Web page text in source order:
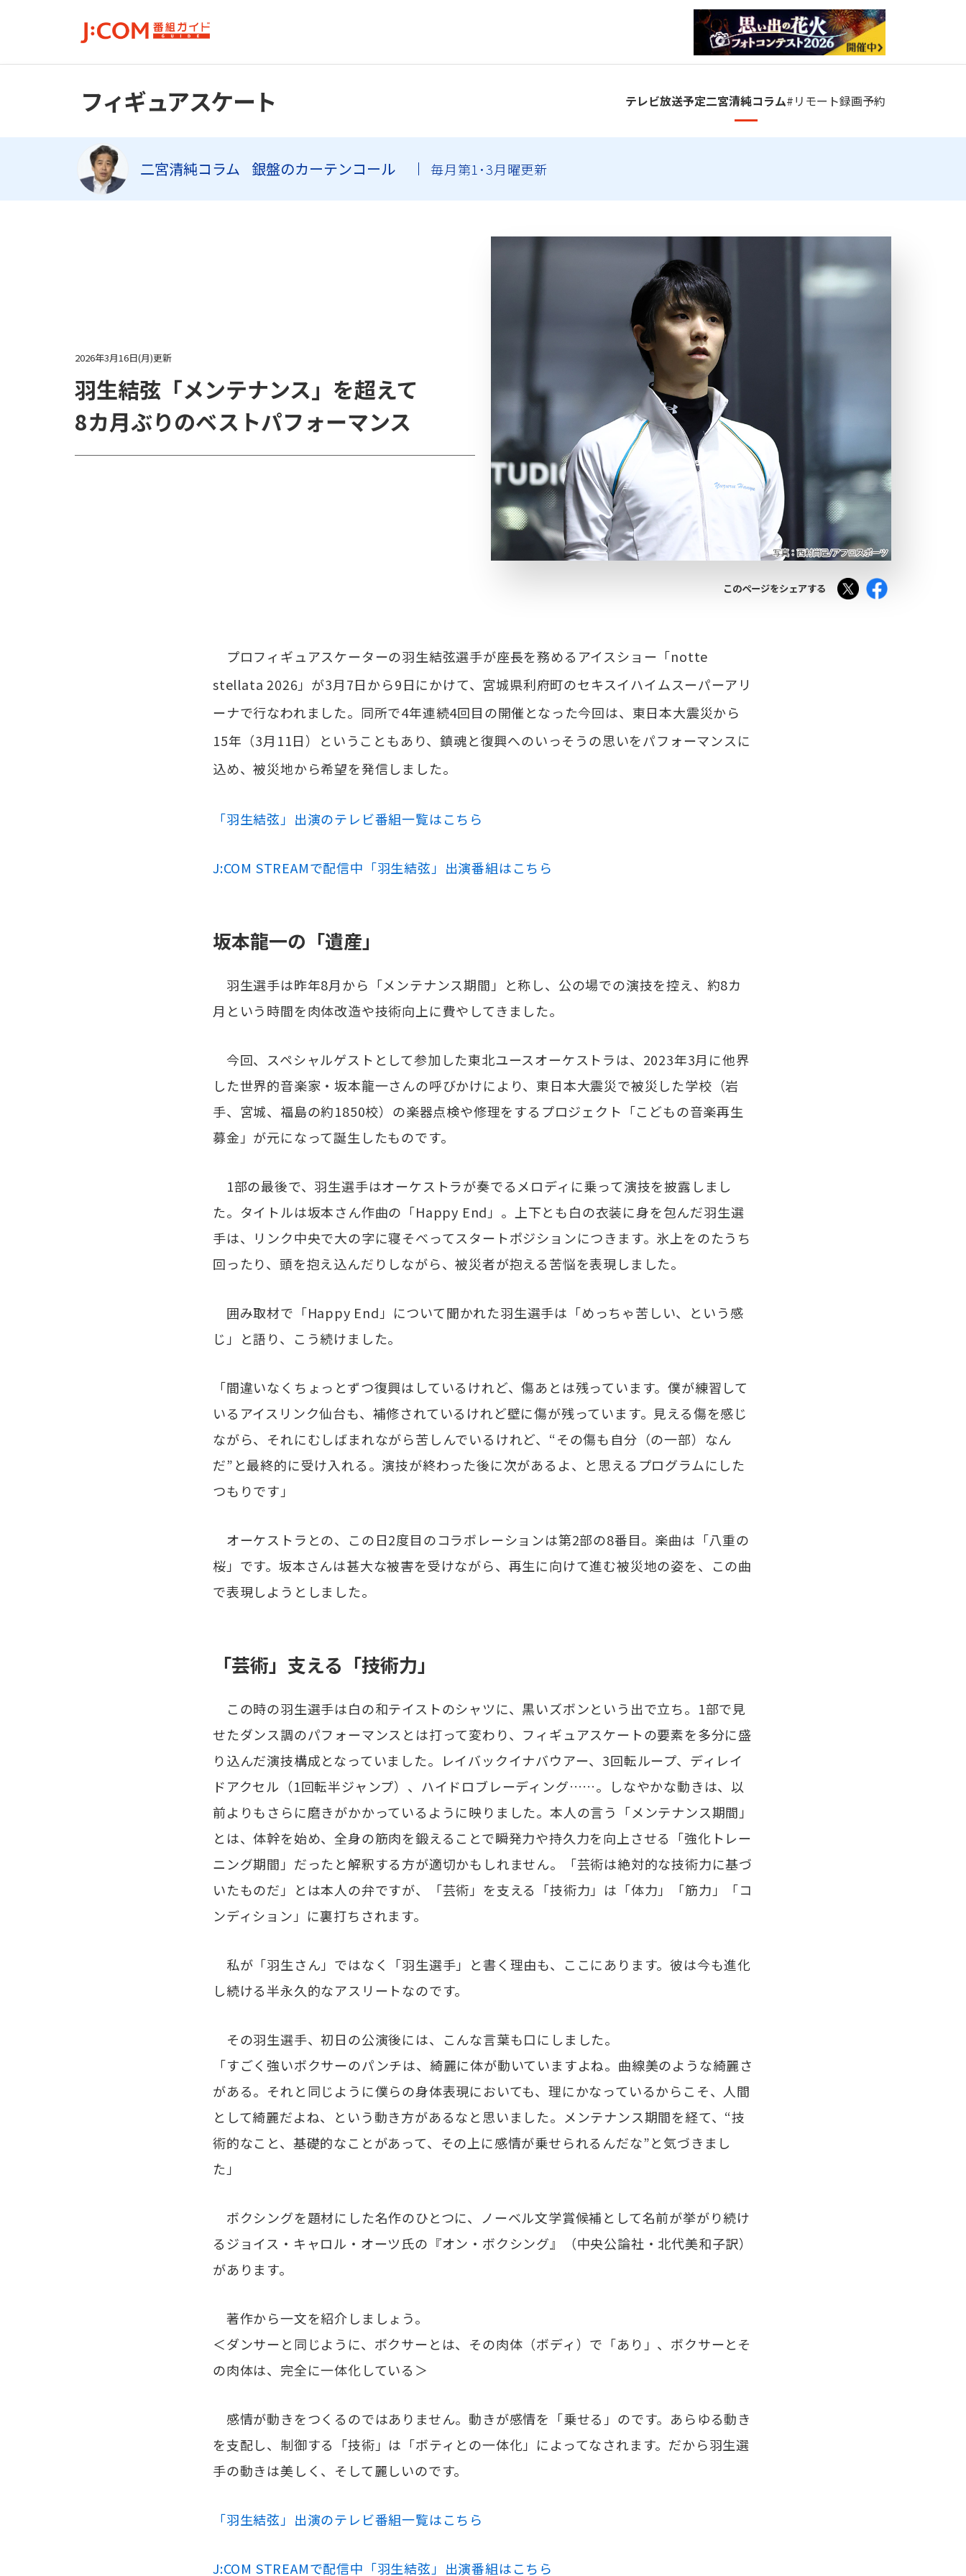
フィギュアスケート テレビ放送予定二宮清純コラム#リモート録画予約
二宮清純コラム 銀盤のカーテンコール 毎月第1･3月曜更新
2026年3月16日(月)更新
羽生結弦「メンテナンス」を超えて
8カ月ぶりのベストパフォーマンス
このページをシェアする Tweet
プロフィギュアスケーターの羽生結弦選手が座長を務めるアイスショー「notte
stellata 2026」が3月7日から9日にかけて、宮城県利府町のセキスイハイムスーパーアリ
ーナで行なわれました。同所で4年連続4回目の開催となった今回は、東日本大震災から
15年（3月11日）ということもあり、鎮魂と復興へのいっそうの思いをパフォーマンスに
込め、被災地から希望を発信しました。
「羽生結弦」出演のテレビ番組一覧はこちら
J:COM STREAMで配信中「羽生結弦」出演番組はこちら
坂本龍一の「遺産」
羽生選手は昨年8月から「メンテナンス期間」と称し、公の場での演技を控え、約8カ
月という時間を肉体改造や技術向上に費やしてきました。
今回、スペシャルゲストとして参加した東北ユースオーケストラは、2023年3月に他界
した世界的音楽家・坂本龍一さんの呼びかけにより、東日本大震災で被災した学校（岩
手、宮城、福島の約1850校）の楽器点検や修理をするプロジェクト「こどもの音楽再生
募金」が元になって誕生したものです。
1部の最後で、羽生選手はオーケストラが奏でるメロディに乗って演技を披露しまし
た。タイトルは坂本さん作曲の「Happy End」。上下とも白の衣装に身を包んだ羽生選
手は、リンク中央で大の字に寝そべってスタートポジションにつきます。氷上をのたうち
回ったり、頭を抱え込んだりしながら、被災者が抱える苦悩を表現しました。
囲み取材で「Happy End」について聞かれた羽生選手は「めっちゃ苦しい、という感
じ」と語り、こう続けました。
「間違いなくちょっとずつ復興はしているけれど、傷あとは残っています。僕が練習して
いるアイスリンク仙台も、補修されているけれど壁に傷が残っています。見える傷を感じ
ながら、それにむしばまれながら苦しんでいるけれど、“その傷も自分（の一部）なん
だ”と最終的に受け入れる。演技が終わった後に次があるよ、と思えるプログラムにした
つもりです」
オーケストラとの、この日2度目のコラボレーションは第2部の8番目。楽曲は「八重の
桜」です。坂本さんは甚大な被害を受けながら、再生に向けて進む被災地の姿を、この曲
で表現しようとしました。
「芸術」支える「技術力」
この時の羽生選手は白の和テイストのシャツに、黒いズボンという出で立ち。1部で見
せたダンス調のパフォーマンスとは打って変わり、フィギュアスケートの要素を多分に盛
り込んだ演技構成となっていました。レイバックイナバウアー、3回転ループ、ディレイ
ドアクセル（1回転半ジャンプ）、ハイドロブレーディング……。しなやかな動きは、以
前よりもさらに磨きがかかっているように映りました。本人の言う「メンテナンス期間」
とは、体幹を始め、全身の筋肉を鍛えることで瞬発力や持久力を向上させる「強化トレー
ニング期間」だったと解釈する方が適切かもしれません。「芸術は絶対的な技術力に基づ
いたものだ」とは本人の弁ですが、「芸術」を支える「技術力」は「体力」「筋力」「コ
ンディション」に裏打ちされます。
私が「羽生さん」ではなく「羽生選手」と書く理由も、ここにあります。彼は今も進化
し続ける半永久的なアスリートなのです。
その羽生選手、初日の公演後には、こんな言葉も口にしました。
「すごく強いボクサーのパンチは、綺麗に体が動いていますよね。曲線美のような綺麗さ
がある。それと同じように僕らの身体表現においても、理にかなっているからこそ、人間
として綺麗だよね、という動き方があるなと思いました。メンテナンス期間を経て、“技
術的なこと、基礎的なことがあって、その上に感情が乗せられるんだな”と気づきまし
た」
ボクシングを題材にした名作のひとつに、ノーベル文学賞候補として名前が挙がり続け
るジョイス・キャロル・オーツ氏の『オン・ボクシング』（中央公論社・北代美和子訳）
があります。
著作から一文を紹介しましょう。
＜ダンサーと同じように、ボクサーとは、その肉体（ボディ）で「あり」、ボクサーとそ
の肉体は、完全に一体化している＞
感情が動きをつくるのではありません。動きが感情を「乗せる」のです。あらゆる動き
を支配し、制御する「技術」は「ボティとの一体化」によってなされます。だから羽生選
手の動きは美しく、そして麗しいのです。
「羽生結弦」出演のテレビ番組一覧はこちら
J:COM STREAMで配信中「羽生結弦」出演番組はこちら